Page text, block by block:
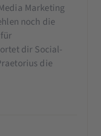
Marketing
noch die
dir Social-
die